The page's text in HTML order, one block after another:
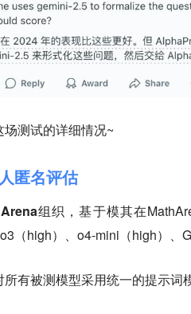
测试的详细情况~
匿名评估
组织，基于模其在
（high）、o4-mini（high）、
有被测模型采用统一的提示